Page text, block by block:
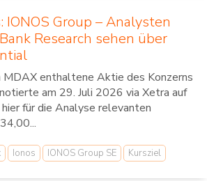
IONOS Group – Analysten
Research sehen über
MDAX enthaltene Aktie des Konzerns
am 29. Juli 2026 via Xetra auf
für die Analyse relevanten
Ionos IONOS Group SE Kursziel